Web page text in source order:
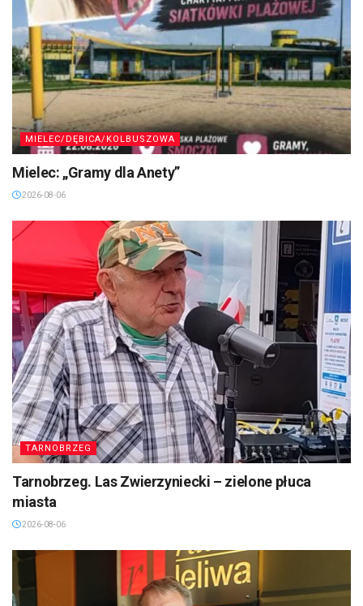
MIELEC/DĘBICA/KOLBUSZOWA
Mielec: „Gramy dla Anety”
2026-08-06
TARNOBRZEG
Tarnobrzeg. Las Zwierzyniecki – zielone płuca
miasta
2026-08-06